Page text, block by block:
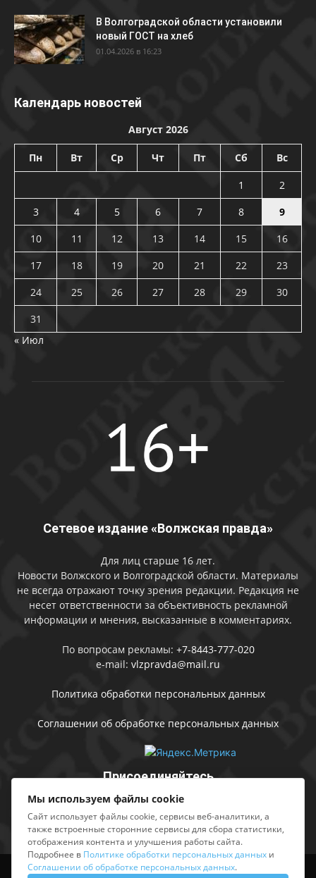
В Волгоградской области установили
новый ГОСТ на хлеб
01.04.2026 в 16:23
Календарь новостей
Август 2026
Пн Вт Ср Чт Пт Сб Вс
1
2
3
4 5 6 7 8
9
10
11 12 13 14 15
16
17
18 19 20 21 22
23
24
25 26 27 28 29
30
31
« Июл
Сетевое издание «Волжская правда»
Для лиц старше 16 лет.
Новости Волжского и Волгоградской области. Материалы
не всегда отражают точку зрения редакции. Редакция не
несет ответственности за объективность рекламной
информации и мнения, высказанные в комментариях.
По вопросам рекламы: +7-8443-777-020
e-mail: vlzpravda@mail.ru
Политика обработки персональных данных
Соглашении об обработке персональных данных
Присоединяйтесь
Выходные данные Sing in
Мы используем файлы cookie
Сайт использует файлы cookie, сервисы веб-аналитики, а
также встроенные сторонние сервисы для сбора статистики,
отображения контента и улучшения работы сайта.
Подробнее в Политике обработки персональных данных и
Соглашении об обработке персональных данных.